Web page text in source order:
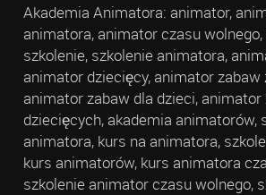
Akademia Animatora: animator,
animatora, animator czasu
szkolenie, szkolenie animatora,
animator dziecięcy, animator zabaw
animator zabaw dla dzieci, animator
dziecięcych, akademia animatorów,
animatora, kurs na animatora,
kurs animatorów, kurs animatora
szkolenie animator czasu wolnego,